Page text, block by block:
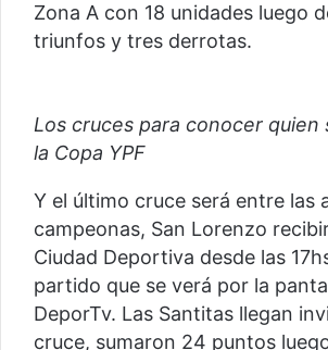
Zona A con 18 unidades luego
triunfos y tres derrotas.
Los cruces para conocer quien
la Copa YPF
Y el último cruce será entre las
campeonas, San Lorenzo
Ciudad Deportiva desde las
partido que se verá por la
DeporTv. Las Santitas llegan
cruce, sumaron 24 puntos